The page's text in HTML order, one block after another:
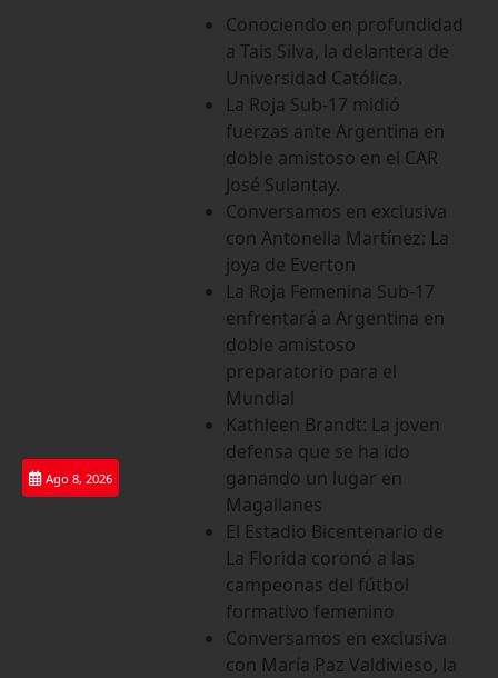
Ago 8, 2026
Conociendo en profundidad
a Tais Silva, la delantera de
Universidad Católica.
La Roja Sub-17 midió
fuerzas ante Argentina en
doble amistoso en el CAR
José Sulantay.
Conversamos en exclusiva
con Antonella Martínez: La
joya de Everton
La Roja Femenina Sub-17
enfrentará a Argentina en
doble amistoso
preparatorio para el
Mundial
Kathleen Brandt: La joven
defensa que se ha ido
ganando un lugar en
Magallanes
El Estadio Bicentenario de
La Florida coronó a las
campeonas del fútbol
formativo femenino
Conversamos en exclusiva
con María Paz Valdivieso, la